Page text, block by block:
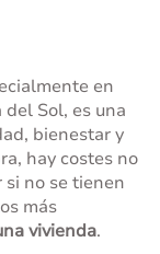
en
Sol, es una
bienestar y
hay costes no
no se tienen
más
vivienda.